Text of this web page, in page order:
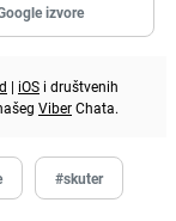
izvore
| iOS i društvenih
ViberChata.
#skuter